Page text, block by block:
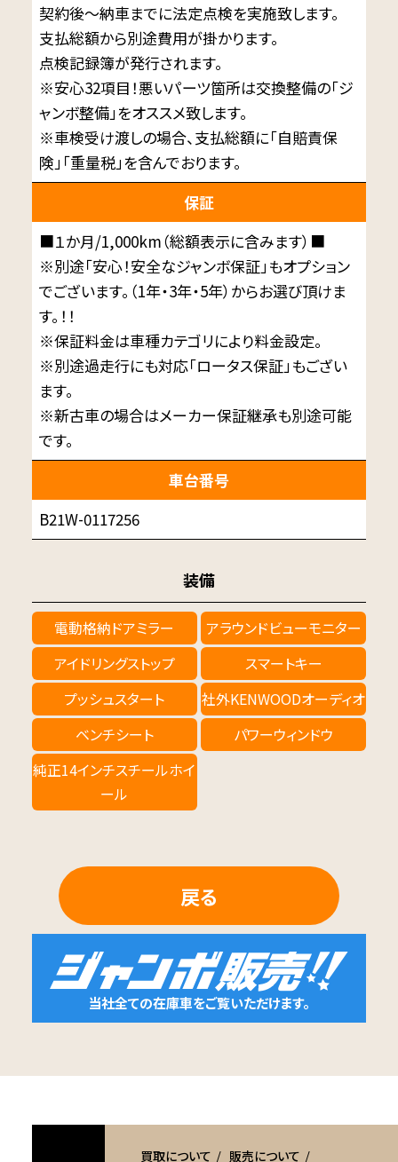
契約後～納車までに法定点検を実施致します。
支払総額から別途費用が掛かります。
点検記録簿が発行されます。
※安心32項目！悪いパーツ箇所は交換整備の「ジ
ャンボ整備」をオススメ致します。
※車検受け渡しの場合、支払総額に「自賠責保
険」「重量税」を含んでおります。
保証
■１か月/1,000km（総額表示に含みます）■
※別途「安心！安全なジャンボ保証」もオプション
でございます。（1年・3年・5年）からお選び頂けま
す。！！
※保証料金は車種カテゴリにより料金設定。
※別途過走行にも対応「ロータス保証」もござい
ます。
※新古車の場合はメーカー保証継承も別途可能
です。
車台番号
B21W-0117256
装備
電動格納ドアミラー
アラウンドビューモニター
アイドリングストップ
スマートキー
プッシュスタート
社外KENWOODオーディオ
ベンチシート
パワーウィンドウ
純正14インチスチールホイ
ール
戻る
当社全ての在庫車をご覧いただけます。
買取について 販売について